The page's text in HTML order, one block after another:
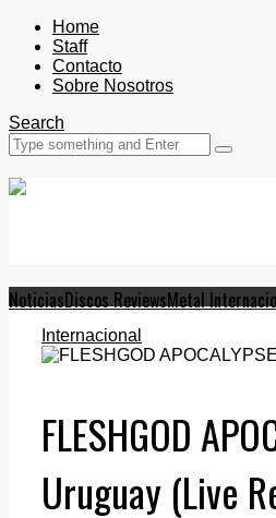
Home
Staff
Contacto
Sobre Nosotros
Search
NoticiasDiscos ReviewsMetal
Internacional
FLESHGOD
Uruguay (Live